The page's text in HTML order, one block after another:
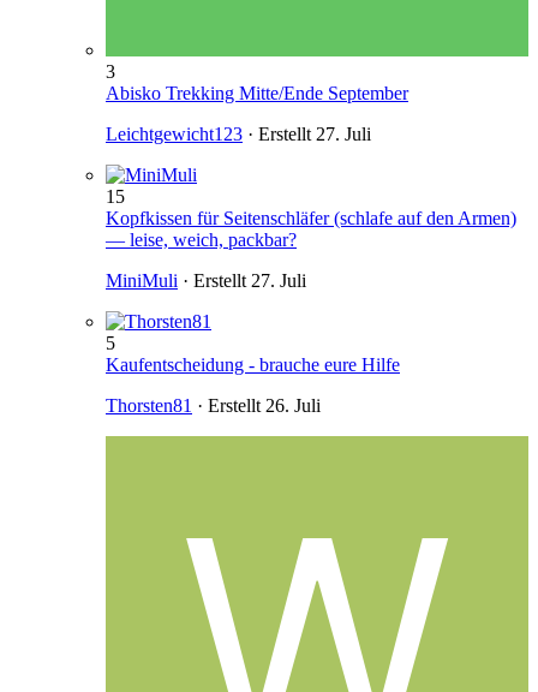
3
Abisko Trekking Mitte/Ende September
Leichtgewicht123 · Erstellt 27. Juli
15
Kopfkissen für Seitenschläfer (schlafe auf den Armen)
— leise, weich, packbar?
MiniMuli · Erstellt 27. Juli
5
Kaufentscheidung - brauche eure Hilfe
Thorsten81 · Erstellt 26. Juli